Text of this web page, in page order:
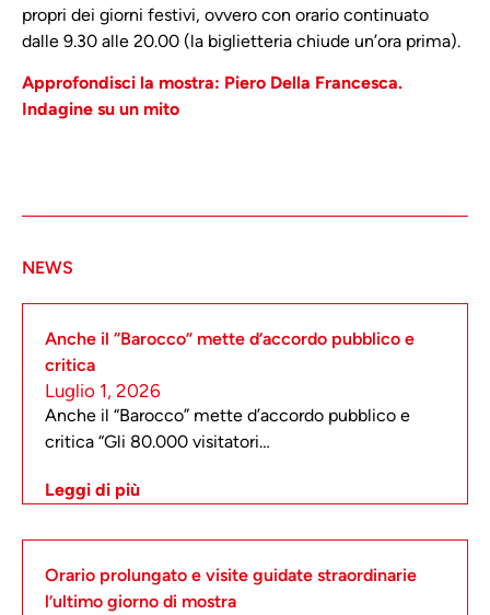
propri dei giorni festivi, ovvero con orario continuato
dalle 9.30 alle 20.00 (la biglietteria chiude un’ora prima).
Approfondisci la mostra: Piero Della Francesca.
Indagine su un mito
NEWS
Anche il “Barocco” mette d’accordo pubblico e
critica
Luglio 1, 2026
Anche il “Barocco” mette d’accordo pubblico e
critica “Gli 80.000 visitatori…
Leggi di più
Orario prolungato e visite guidate straordinarie
l’ultimo giorno di mostra